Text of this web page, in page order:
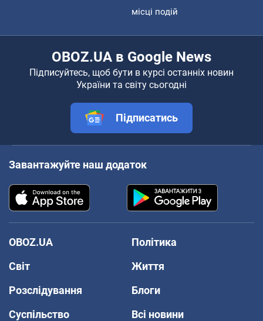
місці подій
OBOZ.UA в Google News
Підписуйтесь, щоб бути в курсі останніх новин
України та світу сьогодні
Підписатись
Завантажуйте наш додаток
OBOZ.UA
Політика
Світ
Життя
Розслідування
Блоги
Суспільство
Всі новини